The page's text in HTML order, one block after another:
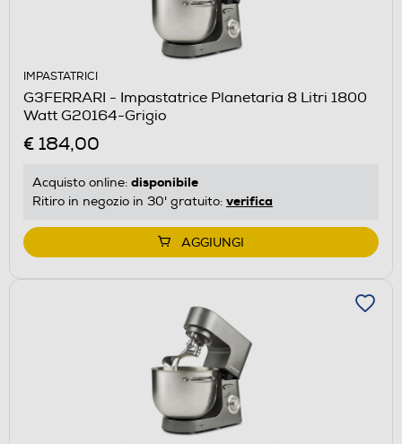
IMPASTATRICI
G3FERRARI - Impastatrice Planetaria 8 Litri 1800
Watt G20164-Grigio
€ 184,00
Acquisto online: disponibile
Ritiro in negozio in 30' gratuito: verifica
AGGIUNGI